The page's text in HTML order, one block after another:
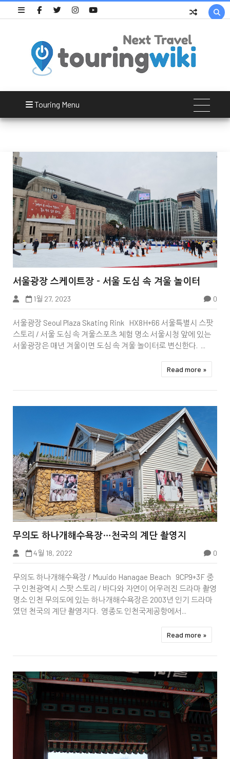

Touring Menu


중구
서울광장 스케이트장 – 서울 도심 속 겨울 놀이터
1월 27, 2023 0
서울광장 Seoul Plaza Skating Rink HX8H+66 서울특별시 스팟
스토리 / 서울 도심 속 겨울스포츠 체험 명소 서울시청 앞에 있는
서울광장은 매년 겨울이면 도심 속 겨울 놀이터로 변신한다. ...
Read more »


하나개해수욕장
무의도 하나개해수욕장…천국의 계단 촬영지
4월 18, 2022 0
무의도 하나개해수욕장 / Muuido Hanagae Beach 9CP9+3F 중
구 인천광역시 스팟 스토리 / 바다와 자연이 어우러진 드라마 촬영
명소 인천 무의도에 있는 하나개해수욕장은 2003년 인기 드라마
였던 천국의 계단 촬영지다. 영종도 인천국제공항에서...
Read more »
핫플레이스